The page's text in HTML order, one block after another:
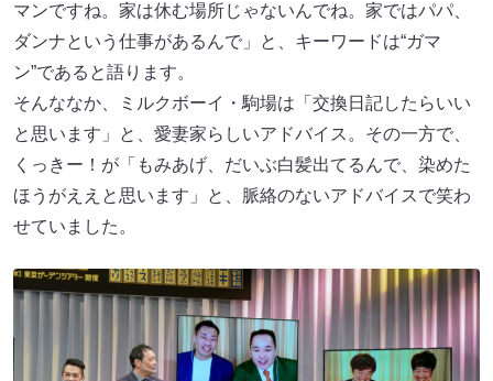
マンですね。家は休む場所じゃないんでね。家ではパパ、
ダンナという仕事があるんで」と、キーワードは“ガマ
ン”であると語ります。
そんななか、ミルクボーイ・駒場は「交換日記したらいい
と思います」と、愛妻家らしいアドバイス。その一方で、
くっきー！が「もみあげ、だいぶ白髪出てるんで、染めた
ほうがええと思います」と、脈絡のないアドバイスで笑わ
せていました。